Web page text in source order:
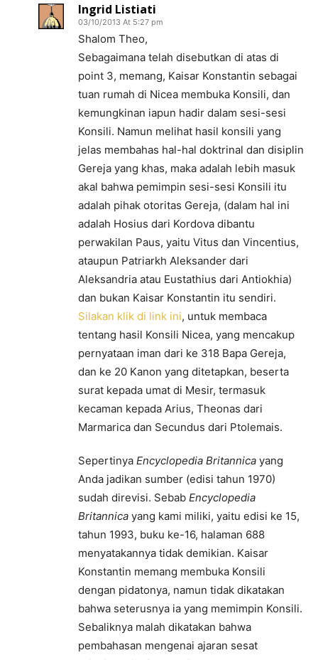
Ingrid Listiati
03/10/2013 At 5:27 pm
Shalom Theo,
Sebagaimana telah disebutkan di atas di
point 3, memang, Kaisar Konstantin sebagai
tuan rumah di Nicea membuka Konsili, dan
kemungkinan iapun hadir dalam sesi-sesi
Konsili. Namun melihat hasil konsili yang
jelas membahas hal-hal doktrinal dan disiplin
Gereja yang khas, maka adalah lebih masuk
akal bahwa pemimpin sesi-sesi Konsili itu
adalah pihak otoritas Gereja, (dalam hal ini
adalah Hosius dari Kordova dibantu
perwakilan Paus, yaitu Vitus dan Vincentius,
ataupun Patriarkh Aleksander dari
Aleksandria atau Eustathius dari Antiokhia)
dan bukan Kaisar Konstantin itu sendiri.
Silakan klik di link ini, untuk membaca
tentang hasil Konsili Nicea, yang mencakup
pernyataan iman dari ke 318 Bapa Gereja,
dan ke 20 Kanon yang ditetapkan, beserta
surat kepada umat di Mesir, termasuk
kecaman kepada Arius, Theonas dari
Marmarica dan Secundus dari Ptolemais.
Sepertinya Encyclopedia Britannica yang
Anda jadikan sumber (edisi tahun 1970)
sudah direvisi. Sebab Encyclopedia
Britannica yang kami miliki, yaitu edisi ke 15,
tahun 1993, buku ke-16, halaman 688
menyatakannya tidak demikian. Kaisar
Konstantin memang membuka Konsili
dengan pidatonya, namun tidak dikatakan
bahwa seterusnya ia yang memimpin Konsili.
Sebaliknya malah dikatakan bahwa
pembahasan mengenai ajaran sesat